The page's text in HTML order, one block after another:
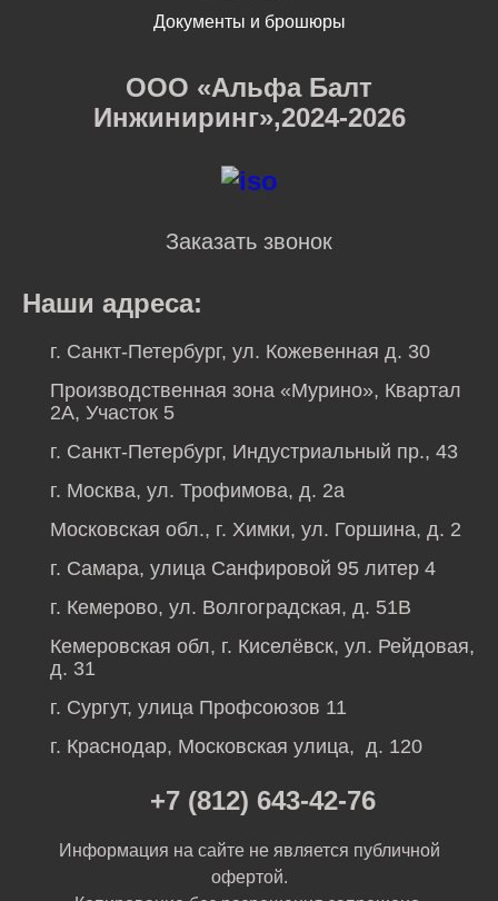
Документы и брошюры
ООО «Альфа Балт
Инжиниринг»,2024-2026
Заказать звонок
Наши адреса:
г. Санкт-Петербург, ул. Кожевенная д. 30
Производственная зона «Мурино», Квартал
2А, Участок 5
г. Санкт-Петербург, Индустриальный пр., 43
г. Москва, ул. Трофимова, д. 2а
Московская обл., г. Химки, ул. Горшина, д. 2
г. Самара, улица Санфировой 95 литер 4
г. Кемерово, ул. Волгоградская, д. 51В
Кемеровская обл, г. Киселёвск, ул. Рейдовая,
д. 31
г. Сургут, улица Профсоюзов 11
г. Краснодар, Московская улица, д. 120
+7 (812) 643-42-76
Информация на сайте не является публичной
офертой.